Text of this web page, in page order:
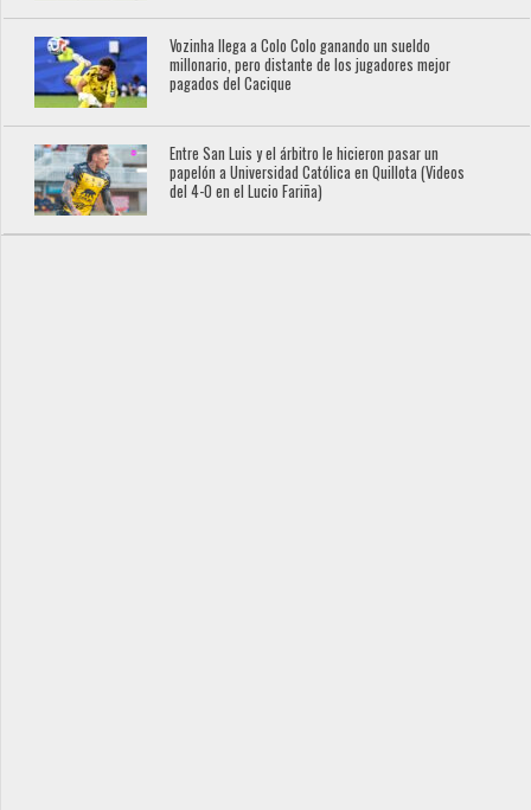
Vozinha llega a Colo Colo ganando un sueldo
millonario, pero distante de los jugadores mejor
pagados del Cacique
Entre San Luis y el árbitro le hicieron pasar un
papelón a Universidad Católica en Quillota (Videos
del 4-0 en el Lucio Fariña)